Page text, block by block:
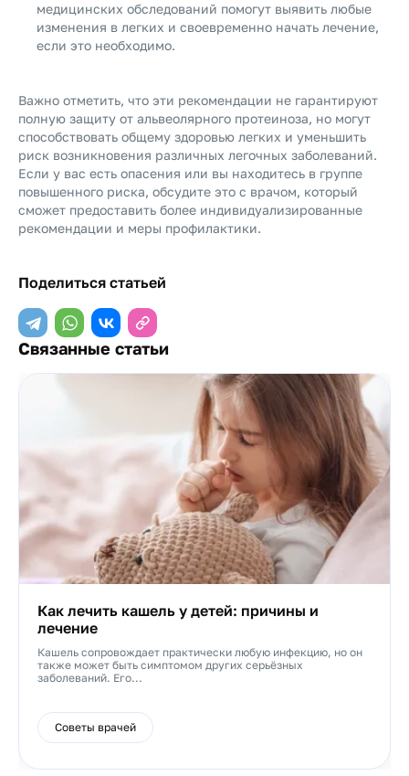
медицинских обследований помогут выявить любые
изменения в легких и своевременно начать лечение,
если это необходимо.
Важно отметить, что эти рекомендации не гарантируют
полную защиту от альвеолярного протеиноза, но могут
способствовать общему здоровью легких и уменьшить
риск возникновения различных легочных заболеваний.
Если у вас есть опасения или вы находитесь в группе
повышенного риска, обсудите это с врачом, который
сможет предоставить более индивидуализированные
рекомендации и меры профилактики.
Поделиться статьей
Связанные статьи
Как лечить кашель у детей: причины и
лечение
Кашель сопровождает практически любую инфекцию, но он
также может быть симптомом других серьёзных
заболеваний. Его...
Советы врачей